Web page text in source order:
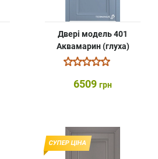
Двері модель 401
Аквамарин (глуха)
6509 грн
СУПЕР ЦІНА